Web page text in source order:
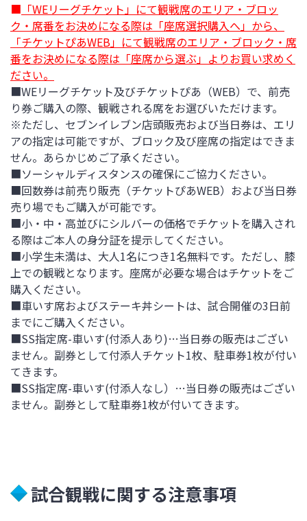
■ 「WEリーグチケット」にて観戦席のエリア・ブロッ
ク・席番をお決めになる際は「座席選択購入へ」から、
「チケットぴあWEB」にて観戦席のエリア・ブロック・席
番をお決めになる際は「座席から選ぶ」よりお買い求めく
ださい。
■WEリーグチケット及びチケットぴあ（WEB）で、前売
り券ご購入の際、観戦される席をお選びいただけます。
※ただし、セブンイレブン店頭販売および当日券は、エリ
アの指定は可能ですが、ブロック及び座席の指定はできま
せん。あらかじめご了承ください。
■ソーシャルディスタンスの確保にご協力ください。
■回数券は前売り販売（チケットぴあWEB）および当日券
売り場でもご購入が可能です。
■小・中・高並びにシルバーの価格でチケットを購入され
る際はご本人の身分証を提示してください。
■小学生未満は、大人1名につき1名無料です。ただし、膝
上での観戦となります。座席が必要な場合はチケットをご
購入ください。
■車いす席およびステーキ丼シートは、試合開催の3日前
までにご購入ください。
■SS指定席-車いす(付添人あり)…当日券の販売はござい
ません。副券として付添人チケット1枚、駐車券1枚が付い
てきます。
■SS指定席-車いす(付添人なし）…当日券の販売はござい
ません。副券として駐車券1枚が付いてきます。
試合観戦に関する注意事項